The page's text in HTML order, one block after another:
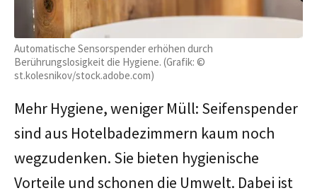
Automatische Sensorspender erhöhen durch
Berührungslosigkeit die Hygiene. (Grafik: ©
st.kolesnikov/stock.adobe.com)
Mehr Hygiene, weniger Müll: Seifenspender
sind aus Hotelbadezimmern kaum noch
wegzudenken. Sie bieten hygienische
Vorteile und schonen die Umwelt. Dabei ist